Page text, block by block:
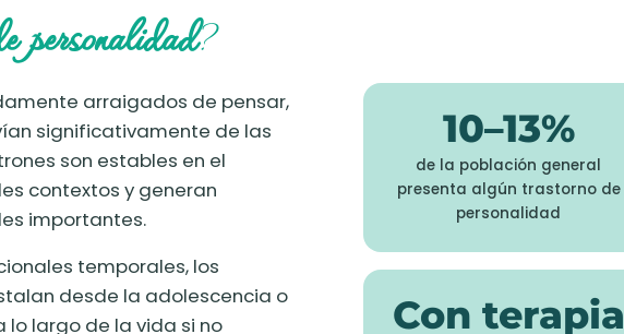
personalidad?
arraigados de pensar,
significativamente de las
son estables en el
contextos y generan
importantes.
temporales, los
desde la adolescencia o
largo de la vida si no
10–13%
de la población general
presenta algún trastorno de
personalidad
Con terapia